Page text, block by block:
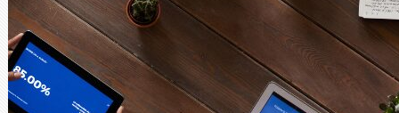
× 80°のノーマルモード、長
ードを切り替えて使用するこ
ることなく、単一のデバイス